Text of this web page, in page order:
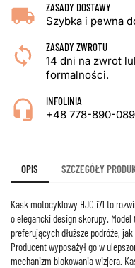
ZASADY DOSTAWY
Szybka i pewna
ZASADY ZWROTU
14 dni na zwrot
formalności.
INFOLINIA
+48 778-890-089
OPIS SZCZEGÓŁY
Kask motocyklowy HJC i71 to
o elegancki design skorupy.
preferujących dłuższe podróże,
Producent wyposażył go w
mechanizm blokowania wizjera.